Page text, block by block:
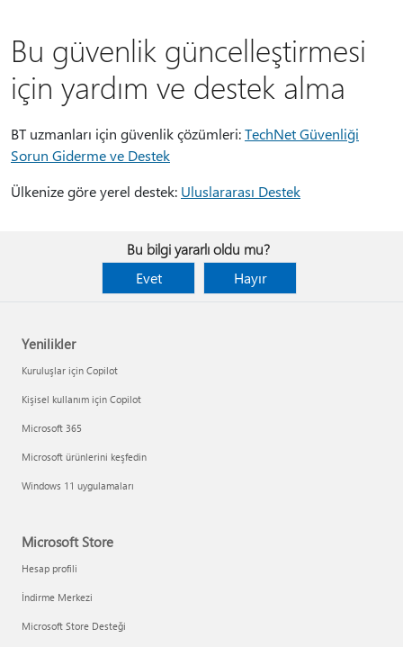
Bu güvenlik güncelleştirmesi
için yardım ve destek alma
BT uzmanları için güvenlik çözümleri:TechNet Güvenliği
Sorun Giderme ve Destek
Ülkenize göre yerel destek: Uluslararası Destek
Bu bilgi yararlı oldu mu?
Evet
Hayır
Yenilikler
Kuruluşlar için Copilot
Kişisel kullanım için Copilot
Microsoft 365
Microsoft ürünlerini keşfedin
Windows 11 uygulamaları
Microsoft Store
Hesap profili
İndirme Merkezi
Microsoft Store Desteği